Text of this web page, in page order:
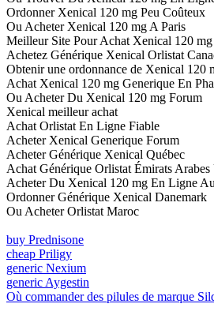
Ordonner Xenical 120 mg Peu Coûteux
Ou Acheter Xenical 120 mg A Paris
Meilleur Site Pour Achat Xenical 120 mg
Achetez Générique Xenical Orlistat
Obtenir une ordonnance de Xenical 120
Achat Xenical 120 mg Generique En
Ou Acheter Du Xenical 120 mg Forum
Xenical meilleur achat
Achat Orlistat En Ligne Fiable
Acheter Xenical Generique Forum
Acheter Générique Xenical Québec
Achat Générique Orlistat Émirats Arabes
Acheter Du Xenical 120 mg En Ligne
Ordonner Générique Xenical Danemark
Ou Acheter Orlistat Maroc
buy Prednisone
cheap Priligy
generic Nexium
generic Aygestin
Où commander des pilules de marque